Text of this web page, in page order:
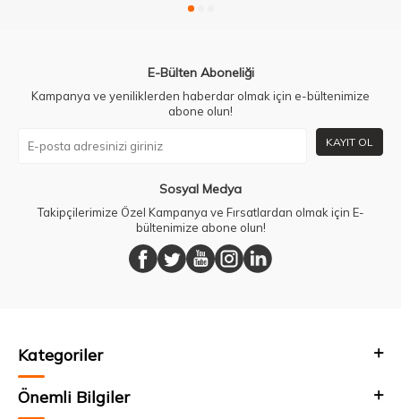
E-Bülten Aboneliği
Kampanya ve yeniliklerden haberdar olmak için e-bültenimize
abone olun!
KAYIT OL
Sosyal Medya
Takipçilerimize Özel Kampanya ve Fırsatlardan olmak için E-
bültenimize abone olun!
Kategoriler
Önemli Bilgiler